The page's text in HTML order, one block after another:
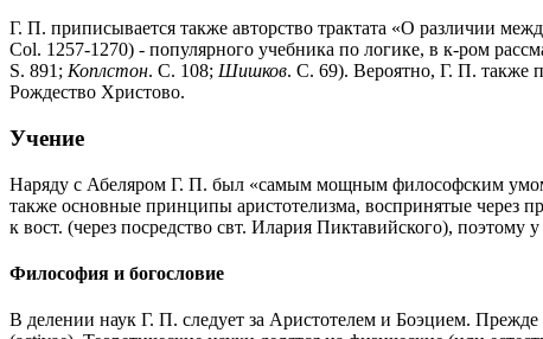
Г. П. приписывается также авторство трактата «О различии
Col. 1257-1270) - популярного учебника по логике, в к-ром
S. 891; Коплстон. С. 108; Шишков. С. 69). Вероятно, Г. П. также
Рождество Христово.
Учение
Наряду с Абеляром Г. П. был «самым мощным философским
также основные принципы аристотелизма, воспринятые через
к вост. (через посредство свт. Илария Пиктавийского), поэтому
Философия и богословие
В делении наук Г. П. следует за Аристотелем и Боэцием. Прежде